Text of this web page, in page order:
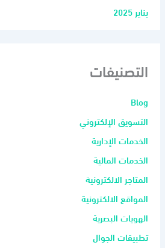
يناير 2025
التصنيفات
Blog
التسويق الإلكتروني
الخدمات الإدارية
الخدمات المالية
المتاجر الالكترونية
المواقع الالكترونية
الهويات البصرية
تطبيقات الجوال